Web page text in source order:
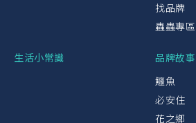
找品牌
蟲蟲專區
生活小常識
品牌故事
鱷魚
必安住
花之鄉